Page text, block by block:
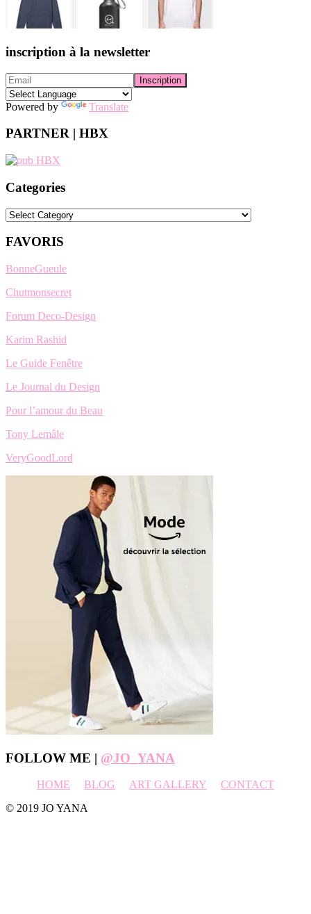
inscription à la newsletter
Powered by Translate
PARTNER | HBX
Categories
Categories
FAVORIS
BonneGueule
Chutmonsecret
Forum Deco-Design
Karim Rashid
Le Guide Fenêtre
Le Journal du Design
Pour l’amour du Beau
Tony Lemâle
VeryGoodLord
Footer
FOLLOW ME | @JO_YANA
HOME BLOG ART GALLERY
CONTACT
© 2019 JO YANA